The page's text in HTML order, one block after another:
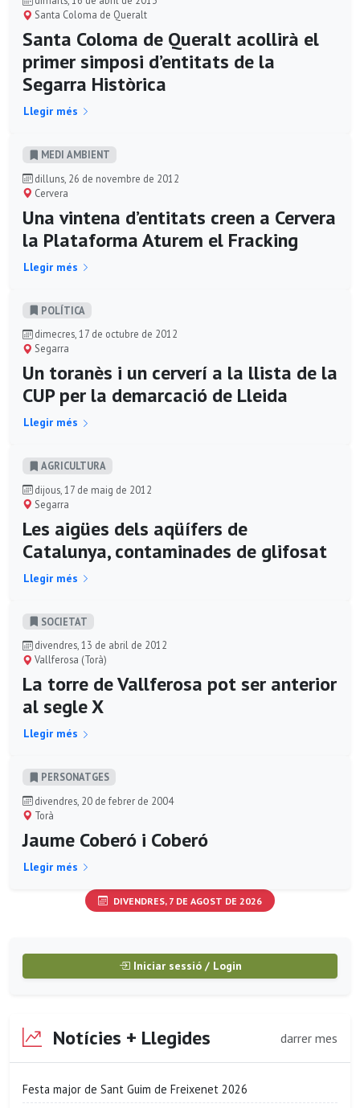
Santa Coloma de Queralt
Santa Coloma de Queralt acollirà el
primer simposi d’entitats de la
Segarra Històrica
Llegir més
MEDI AMBIENT
dilluns, 26 de novembre de 2012
Cervera
Una vintena d’entitats creen a Cervera
la Plataforma Aturem el Fracking
Llegir més
POLÍ­TICA
dimecres, 17 de octubre de 2012
Segarra
Un toranès i un cerverí a la llista de la
CUP per la demarcació de Lleida
Llegir més
AGRICULTURA
dijous, 17 de maig de 2012
Segarra
Les aigües dels aqüífers de
Catalunya, contaminades de glifosat
Llegir més
SOCIETAT
divendres, 13 de abril de 2012
Vallferosa (Torà)
La torre de Vallferosa pot ser anterior
al segle X
Llegir més
PERSONATGES
divendres, 20 de febrer de 2004
Torà
Jaume Coberó i Coberó
Llegir més
DIVENDRES, 7 DE AGOST DE 2026
Iniciar sessió / Login
Notícies + Llegides darrer mes
Festa major de Sant Guim de Freixenet 2026